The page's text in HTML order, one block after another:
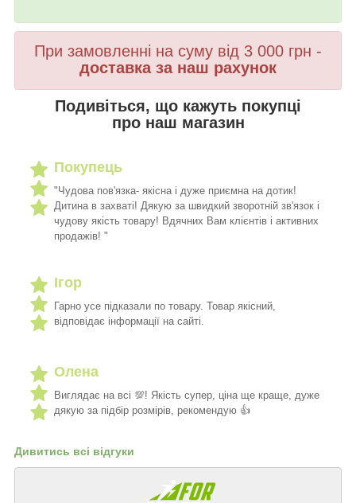
При замовленні на суму від 3 000 грн -
доставка за наш рахунок
Подивіться, що кажуть покупці
про наш магазин
Покупець
"Чудова пов'язка- якісна і дуже приємна на дотик!
Дитина в захваті! Дякую за швидкий зворотній зв'язок і
чудову якість товару! Вдячних Вам клієнтів і активних
продажів! "
Ігор
Гарно усе підказали по товару. Товар якісний,
відповідає інформації на сайті.
Олена
Виглядає на всі 💯! Якість супер, ціна ще краще, дуже
дякую за підбір розмірів, рекомендую 👍
Дивитись всі відгуки